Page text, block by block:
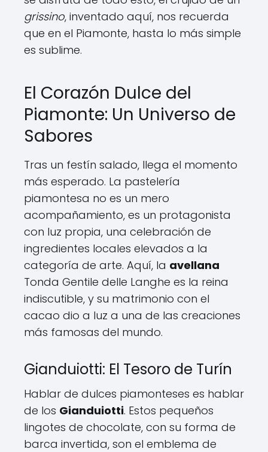
grissino, inventado aquí, nos recuerda
que en el Piamonte, hasta lo más simple
es sublime.
El Corazón Dulce del
Piamonte: Un Universo de
Sabores
Tras un festín salado, llega el momento
más esperado. La pastelería
piamontesa no es un mero
acompañamiento, es un protagonista
con luz propia, una celebración de
ingredientes locales elevados a la
categoría de arte. Aquí, la avellana
Tonda Gentile delle Langhe es la reina
indiscutible, y su matrimonio con el
cacao dio a luz a una de las creaciones
más famosas del mundo.
Gianduiotti: El Tesoro de Turín
Hablar de dulces piamonteses es hablar
de los Gianduiotti. Estos pequeños
lingotes de chocolate, con su forma de
barca invertida, son el emblema de